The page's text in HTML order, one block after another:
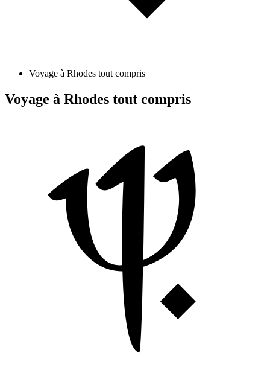
Voyage à Rhodes tout compris
Voyage à Rhodes tout compris